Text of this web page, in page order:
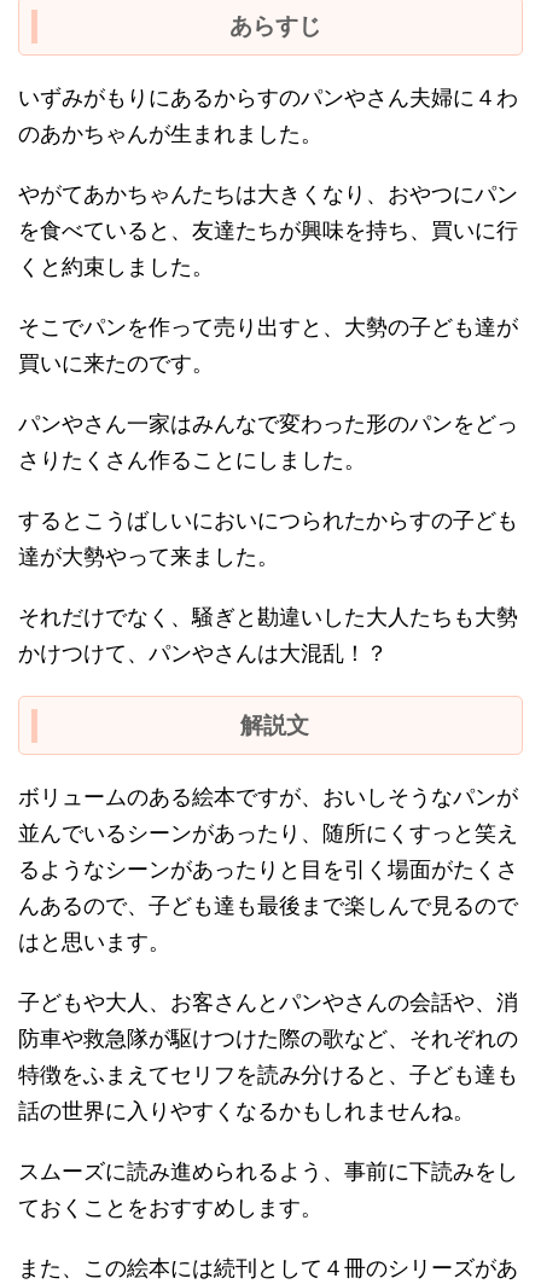
あらすじ
いずみがもりにあるからすのパンやさん夫婦に４わ
のあかちゃんが生まれました。
やがてあかちゃんたちは大きくなり、おやつにパン
を食べていると、友達たちが興味を持ち、買いに行
くと約束しました。
そこでパンを作って売り出すと、大勢の子ども達が
買いに来たのです。
パンやさん一家はみんなで変わった形のパンをどっ
さりたくさん作ることにしました。
するとこうばしいにおいにつられたからすの子ども
達が大勢やって来ました。
それだけでなく、騒ぎと勘違いした大人たちも大勢
かけつけて、パンやさんは大混乱！？
解説文
ボリュームのある絵本ですが、おいしそうなパンが
並んでいるシーンがあったり、随所にくすっと笑え
るようなシーンがあったりと目を引く場面がたくさ
んあるので、子ども達も最後まで楽しんで見るので
はと思います。
子どもや大人、お客さんとパンやさんの会話や、消
防車や救急隊が駆けつけた際の歌など、それぞれの
特徴をふまえてセリフを読み分けると、子ども達も
話の世界に入りやすくなるかもしれませんね。
スムーズに読み進められるよう、事前に下読みをし
ておくことをおすすめします。
また、この絵本には続刊として４冊のシリーズがあ